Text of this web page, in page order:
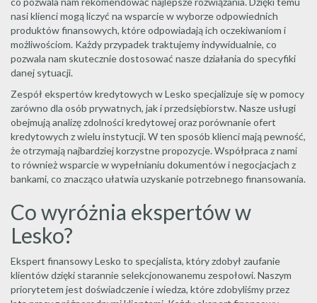
nasi klienci mogą liczyć na wsparcie w wyborze odpowiednich
produktów finansowych, które odpowiadają ich oczekiwaniom i
możliwościom. Każdy przypadek traktujemy indywidualnie, co
pozwala nam skutecznie dostosować nasze działania do specyfiki
danej sytuacji.
Zespół ekspertów kredytowych w Lesko specjalizuje się w pomocy
zarówno dla osób prywatnych, jak i przedsiębiorstw. Nasze usługi
obejmują analizę zdolności kredytowej oraz porównanie ofert
kredytowych z wielu instytucji. W ten sposób klienci mają pewność,
że otrzymają najbardziej korzystne propozycje. Współpraca z nami
to również wsparcie w wypełnianiu dokumentów i negocjacjach z
bankami, co znacząco ułatwia uzyskanie potrzebnego finansowania.
Co wyróżnia ekspertów w
Lesko?
Ekspert finansowy Lesko to specjalista, który zdobył zaufanie
klientów dzięki starannie selekcjonowanemu zespołowi. Naszym
priorytetem jest doświadczenie i wiedza, które zdobyliśmy przez